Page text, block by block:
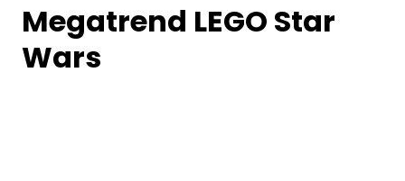
Megatrend LEGO Star
Wars